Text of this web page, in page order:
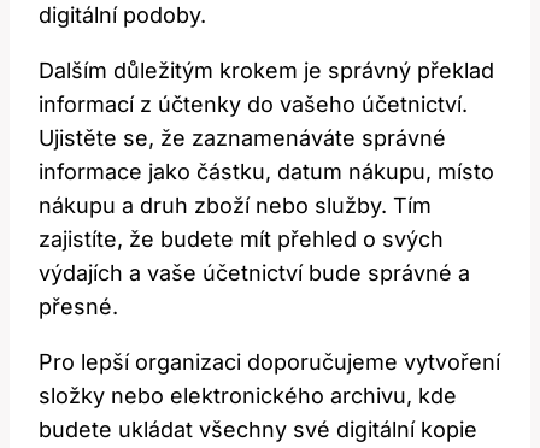
‌digitální podoby.
Dalším důležitým krokem je správný překlad
informací z účtenky do vašeho účetnictví.
Ujistěte se, že​ zaznamenáváte správné
informace jako částku, datum nákupu, místo​
nákupu a druh ‍zboží ⁤nebo služby. Tím
zajistíte, že budete mít⁣ přehled‌ o svých
výdajích a vaše účetnictví bude ⁣správné a
přesné.
Pro‍ lepší organizaci doporučujeme vytvoření
složky ⁤nebo elektronického archivu, kde
budete ukládat všechny‌ své digitální‌ kopie